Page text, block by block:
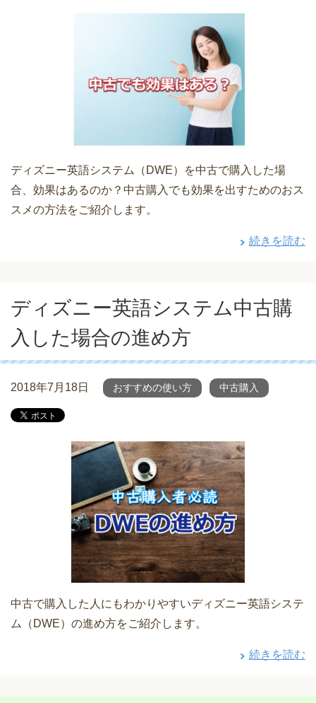
ディズニー英語システム（DWE）を中古で購入した場
合、効果はあるのか？中古購入でも効果を出すためのおス
スメの方法をご紹介します。
続きを読む
ディズニー英語システム中古購
入した場合の進め方
2018年7月18日 おすすめの使い方 中古購入
中古で購入した人にもわかりやすいディズニー英語システ
ム（DWE）の進め方をご紹介します。
続きを読む